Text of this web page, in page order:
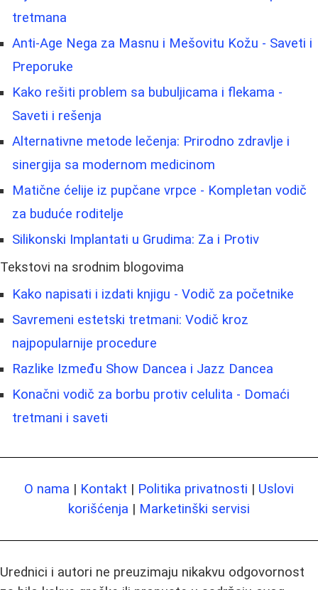
tretmana
Anti-Age Nega za Masnu i Mešovitu Kožu - Saveti i
Preporuke
Kako rešiti problem sa bubuljicama i flekama -
Saveti i rešenja
Alternativne metode lečenja: Prirodno zdravlje i
sinergija sa modernom medicinom
Matične ćelije iz pupčane vrpce - Kompletan vodič
za buduće roditelje
Silikonski Implantati u Grudima: Za i Protiv
Tekstovi na srodnim blogovima
Kako napisati i izdati knjigu - Vodič za početnike
Savremeni estetski tretmani: Vodič kroz
najpopularnije procedure
Razlike Između Show Dancea i Jazz Dancea
Konačni vodič za borbu protiv celulita - Domaći
tretmani i saveti
O nama | Kontakt | Politika privatnosti | Uslovi
korišćenja | Marketinški servisi
Urednici i autori ne preuzimaju nikakvu odgovornost